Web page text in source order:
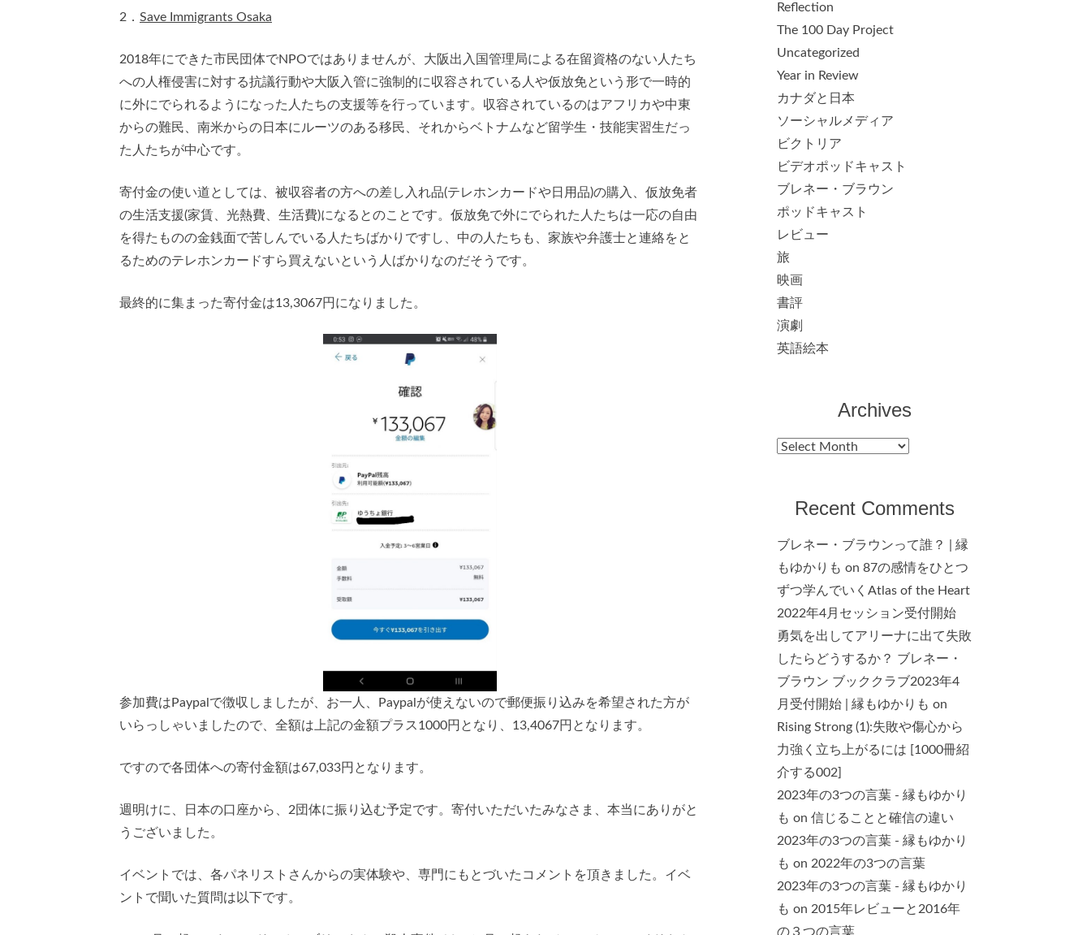
2． Save Immigrants Osaka
2018年にできた市民団体でNPOではありませんが、大阪出入国管理局による在留資格のない人たち
への人権侵害に対する抗議行動や大阪入管に強制的に収容されている人や仮放免という形で一時的
に外にでられるようになった人たちの支援等を行っています。収容されているのはアフリカや中東
からの難民、南米からの日本にルーツのある移民、それからベトナムなど留学生・技能実習生だっ
た人たちが中心です。
寄付金の使い道としては、被収容者の方への差し入れ品(テレホンカードや日用品)の購入、仮放免者
の生活支援(家賃、光熱費、生活費)になるとのことです。仮放免で外にでられた人たちは一応の自由
を得たものの金銭面で苦しんでいる人たちばかりですし、中の人たちも、家族や弁護士と連絡をと
るためのテレホンカードすら買えないという人ばかりなのだそうです。
最終的に集まった寄付金は13,3067円になりました。
参加費はPaypalで徴収しましたが、お一人、Paypalが使えないので郵便振り込みを希望された方が
いらっしゃいましたので、全額は上記の金額プラス1000円となり、13,4067円となります。
ですので各団体への寄付金額は67,033円となります。
週明けに、日本の口座から、2団体に振り込む予定です。寄付いただいたみなさま、本当にありがと
うございました。
イベントでは、各パネリストさんからの実体験や、専門にもとづいたコメントを頂きました。イベ
ントで聞いた質問は以下です。
Reflection
The 100 Day Project
Uncategorized
Year in Review
カナダと日本
ソーシャルメディア
ビクトリア
ビデオポッドキャスト
ブレネー・ブラウン
ポッドキャスト
レビュー
旅
映画
書評
演劇
英語絵本
Archives
Archives
Recent Comments
ブレネー・ブラウンって誰？ | 縁
もゆかりも on 87の感情をひとつ
ずつ学んでいくAtlas of the Heart
2022年4月セッション受付開始
勇気を出してアリーナに出て失敗
したらどうするか？ ブレネー・
ブラウン ブッククラブ2023年4
月受付開始 | 縁もゆかりも on
Rising Strong (1):失敗や傷心から
力強く立ち上がるには [1000冊紹
介する002]
2023年の3つの言葉 - 縁もゆかり
も on 信じることと確信の違い
2023年の3つの言葉 - 縁もゆかり
も on 2022年の3つの言葉
2023年の3つの言葉 - 縁もゆかり
も on 2015年レビューと2016年
の３つの言葉